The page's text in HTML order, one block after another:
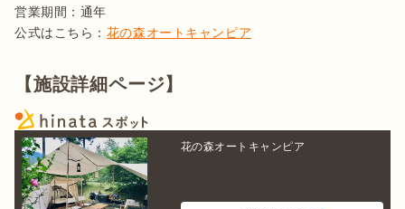
営業期間：通年
公式はこちら： 花の森オートキャンピア
【施設詳細ページ】
花の森オートキャンピア